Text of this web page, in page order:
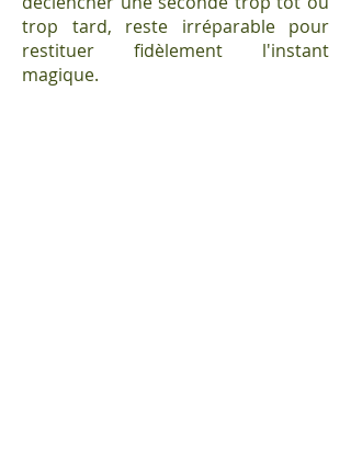
trop tard, reste irréparable pour
restituer fidèlement l'instant
magique.